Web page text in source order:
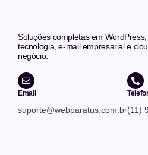
Soluções completas em
tecnologia, e-mail empresarial e
negócio.
Email
suporte@webparatus.com.br(11)